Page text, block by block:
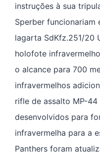
instruções à sua
Sperber funcionariam
lagarta SdKfz.251/20
holofote
o alcance para 700
infravermelhos
rifle de assalto MP-
desenvolvidos para
infravermelha para a
Panthers foram